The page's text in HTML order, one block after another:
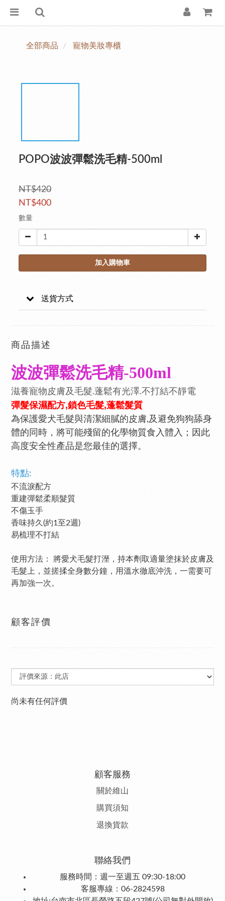
全部商品 寵物美妝專櫃
POPO波波彈鬆洗毛精-500ml
NT$420
NT$400
數量
加入購物車
送貨方式
商品描述
波波彈鬆洗毛精-500ml
滋養寵物皮膚及毛髮.蓬鬆有光澤.不打結不靜電
彈髮保濕配方,鎖色毛髮,蓬鬆髮質
為保護愛犬毛髮與清潔細膩的皮膚,及避免狗狗舔身
體的同時，將可能殘留的化學物質食入體入；因此
高度安全性產品是您最佳的選擇。
特點:
不流淚配方
重建彈鬆柔順髮質
不傷玉手
香味持久(約1至2週)
易梳理不打結
使用方法： 將愛犬毛髮打溼，持本劑取適量塗抹於皮膚及
毛髮上，並搓揉全身數分鐘，用溫水徹底沖洗，一需要可
再加強一次。
顧客評價
尚未有任何評價
顧客服務
關於維山
購買須知
退換貨款
聯絡我們
服務時間：週一至週五 09:30-18:00
客服專線：06-2824598